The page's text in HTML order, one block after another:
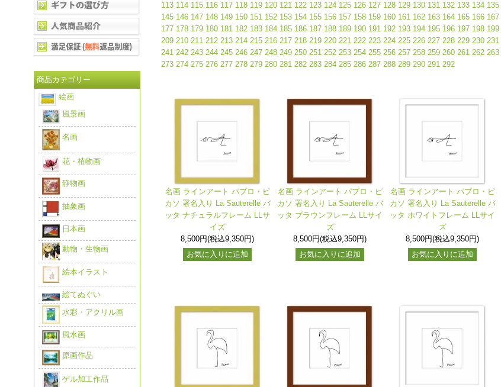
113 114 115 116 117 118 119 120 121 122 123 124 125 126 127 128 129 130 131 132 133 134 135
145 146 147 148 149 150 151 152 153 154 155 156 157 158 159 160 161 162 163 164 165 166 167
177 178 179 180 181 182 183 184 185 186 187 188 189 190 191 192 193 194 195 196 197 198 199
209 210 211 212 213 214 215 216 217 218 219 220 221 222 223 224 225 226 227 228 229 230 231
241 242 243 244 245 246 247 248 249 250 251 252 253 254 255 256 257 258 259 260 261 262 263
273 274 275 276 277 278 279 280 281 282 283 284 285 286 287 288 289 290 291 292
名画 ラインアート パブロ・ピ
カソ 署名入り La Sauterelle バ
ッタ ナチュラルフレーム LLサ
イズ
8,500円(税込9,350円)
お気に入りに追加
名画 ラインアート パブロ・ピ
カソ 署名入り La Sauterelle バ
ッタ ブラウンフレーム LLサイ
ズ
8,500円(税込9,350円)
お気に入りに追加
名画 ラインアート パブロ・ピ
カソ 署名入り La Sauterelle バ
ッタ ホワイトフレーム LLサイ
ズ
8,500円(税込9,350円)
お気に入りに追加
商品カテゴリー
絵画
風景画
名画
花・植物画
静物画
抽象画
日本画
動物・生物画
絵本イラスト
絵てぬぐい
水彩・アクリル画
風水画
原画作品
ゲル加工作品